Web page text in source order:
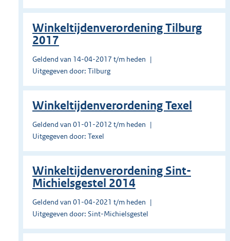
Winkeltijdenverordening Tilburg
2017
Geldend van 14-04-2017 t/m heden
Uitgegeven door: Tilburg
Winkeltijdenverordening Texel
Geldend van 01-01-2012 t/m heden
Uitgegeven door: Texel
Winkeltijdenverordening Sint-
Michielsgestel 2014
Geldend van 01-04-2021 t/m heden
Uitgegeven door: Sint-Michielsgestel